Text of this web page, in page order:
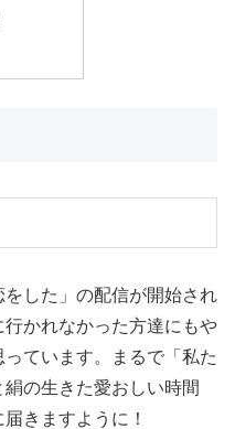
した」の配信が開始され
かれなかった方達にもや
ています。まるで「私た
の生きた愛おしい時間
きますように！